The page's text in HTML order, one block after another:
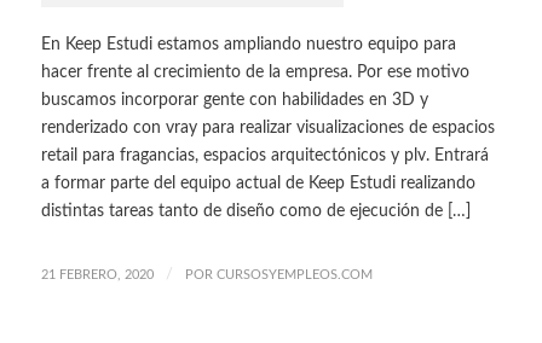
En Keep Estudi estamos ampliando nuestro equipo para
hacer frente al crecimiento de la empresa. Por ese motivo
buscamos incorporar gente con habilidades en 3D y
renderizado con vray para realizar visualizaciones de espacios
retail para fragancias, espacios arquitectónicos y plv. Entrará
a formar parte del equipo actual de Keep Estudi realizando
distintas tareas tanto de diseño como de ejecución de […]
21 FEBRERO, 2020 / POR CURSOSYEMPLEOS.COM